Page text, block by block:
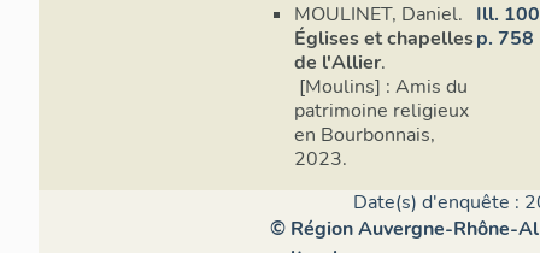
MOULINET, Daniel.
Églises et chapelles
de l'Allier.
[Moulins] : Amis du
patrimoine religieux
en Bourbonnais,
2023.
Ill. 100
p. 758
Date(s) d'enquête :
© Région Auvergne-Rhône-